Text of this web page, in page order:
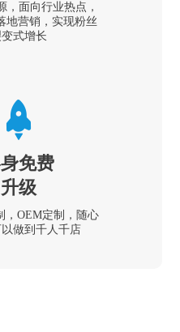
，面向行业热点，
地营销，实现粉丝
式增长
免费
升级
，OEM定制，随心
做到千人千店